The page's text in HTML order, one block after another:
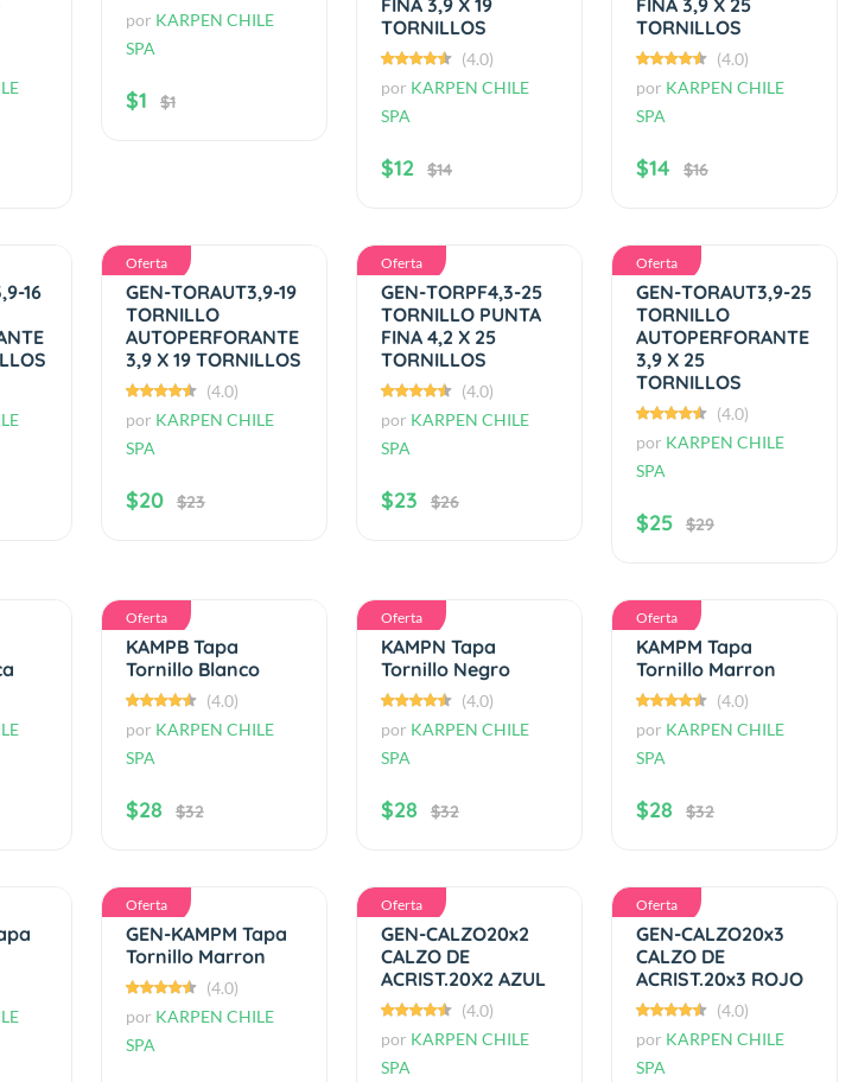
por KARPEN CHILE
SPA
$1 $1
FINA 3,9 X 19
TORNILLOS
(4.0)
por KARPEN CHILE
SPA
$12 $14
FINA 3,9 X 25
TORNILLOS
(4.0)
por KARPEN CHILE
SPA
$14 $16
16
Oferta
GEN-TORAUT3,9-19
TORNILLO
AUTOPERFORANTE
3,9 X 19 TORNILLOS
(4.0)
por KARPEN CHILE
SPA
$20 $23
Oferta
GEN-TORPF4,3-25
TORNILLO PUNTA
FINA 4,2 X 25
TORNILLOS
(4.0)
por KARPEN CHILE
SPA
$23 $26
Oferta
GEN-TORAUT3,9-25
TORNILLO
AUTOPERFORANTE
3,9 X 25
TORNILLOS
(4.0)
por KARPEN CHILE
SPA
$25 $29
Oferta
KAMPB Tapa
Tornillo Blanco
(4.0)
por KARPEN CHILE
SPA
$28 $32
Oferta
KAMPN Tapa
Tornillo Negro
(4.0)
por KARPEN CHILE
SPA
$28 $32
Oferta
KAMPM Tapa
Tornillo Marron
(4.0)
por KARPEN CHILE
SPA
$28 $32
Oferta
GEN-KAMPM Tapa
Tornillo Marron
(4.0)
por KARPEN CHILE
SPA
Oferta
GEN-CALZO20x2
CALZO DE
ACRIST.20X2 AZUL
(4.0)
por KARPEN CHILE
SPA
Oferta
GEN-CALZO20x3
CALZO DE
ACRIST.20x3 ROJO
(4.0)
por KARPEN CHILE
SPA